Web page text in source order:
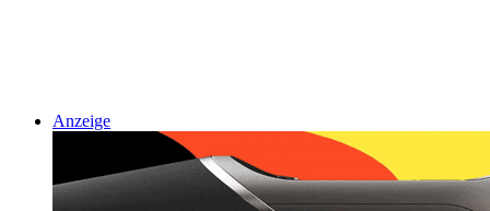
Anzeige